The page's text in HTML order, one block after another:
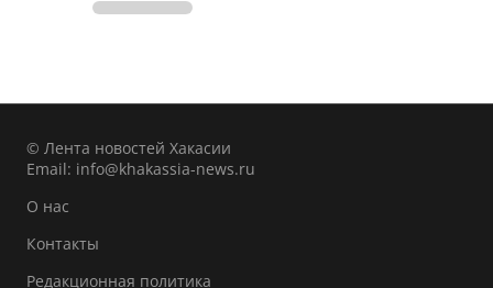
© Лента новостей Хакасии
Email: info@khakassia-news.ru
О нас
Контакты
Редакционная политика